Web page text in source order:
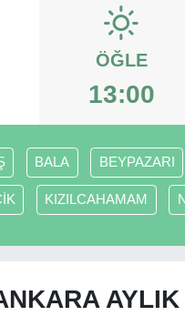
ÖĞLE
13:00
BALA BEYPAZARI
KIZILCAHAMAM